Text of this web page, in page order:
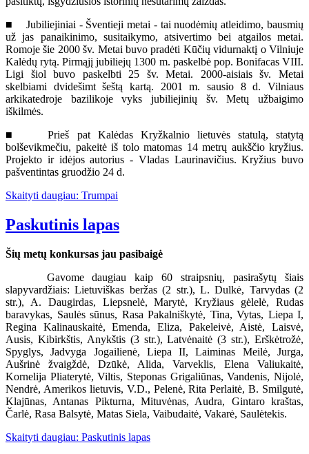
■ Jubiliejiniai - Šventieji metai - tai nuodėmių atleidimo, bausmių
už jas panaikinimo, susitaikymo, atsivertimo bei atgailos metai.
Romoje šie 2000 šv. Metai buvo pradėti Kūčių vidurnaktį o Vilniuje
Kalėdų rytą. Pirmąjį jubiliejų 1300 m. paskelbė pop. Bonifacas VIII.
Ligi šiol buvo paskelbti 25 šv. Metai. 2000-aisiais šv. Metai
skelbiami dvidešimt šeštą kartą. 2001 m. sausio 8 d. Vilniaus
arkikatedroje bazilikoje vyks jubiliejinių šv. Metų užbaigimo
iškilmės.
■ Prieš pat Kalėdas Kryžkalnio lietuvės statulą, statytą
bolševikmečiu, pakeitė iš tolo matomas 14 metrų aukščio kryžius.
Projekto ir idėjos autorius - Vladas Laurinavičius. Kryžius buvo
pašventintas gruodžio 24 d.
Skaityti daugiau: Trumpai
Paskutinis lapas
Šių metų konkursas jau pasibaigė
Gavome daugiau kaip 60 straipsnių, pasirašytų šiais
slapyvardžiais: Lietuviškas beržas (2 str.), L. Dulkė, Tarvydas (2
str.), A. Daugirdas, Liepsnelė, Marytė, Kryžiaus gėlelė, Rudas
baravykas, Saulės sūnus, Rasa Pakalniškytė, Tina, Vytas, Liepa I,
Regina Kalinauskaitė, Emenda, Eliza, Pakeleivė, Aistė, Laisvė,
Ausis, Kibirkštis, Anykštis (3 str.), Latvėnaitė (3 str.), Erškėtrožė,
Spyglys, Jadvyga Jogailienė, Liepa II, Laiminas Meilė, Jurga,
Aušrinė žvaigždė, Dzūkė, Alida, Varveklis, Elena Valiukaitė,
Kornelija Pliaterytė, Viltis, Steponas Grigaliūnas, Vandenis, Nijolė,
Nendrė, Amerikos lietuvis, V.D., Pelenė, Rita Perlaitė, B. Smilgutė,
Klajūnas, Antanas Pikturna, Mituvėnas, Audra, Gintaro kraštas,
Čarlė, Rasa Balsytė, Matas Siela, Vaibudaitė, Vakarė, Saulėtekis.
Skaityti daugiau: Paskutinis lapas